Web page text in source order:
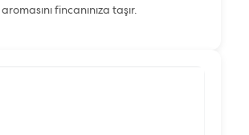
aromasını fincanınıza taşır.